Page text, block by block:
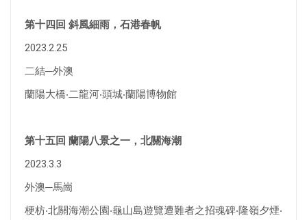
第十四回 斜風細雨，石港春帆
2023.2.25
二結─外澳
蘭陽大橋‧二龍河‧頭城‧蘭陽博物館
第十五回 蘭陽八景之一，北關海潮
2023.3.3
外澳─馬崗
梗枋‧北關海潮公園‧龜山島遊覽遭難者之招魂碑‧隆嶺夕煙‧